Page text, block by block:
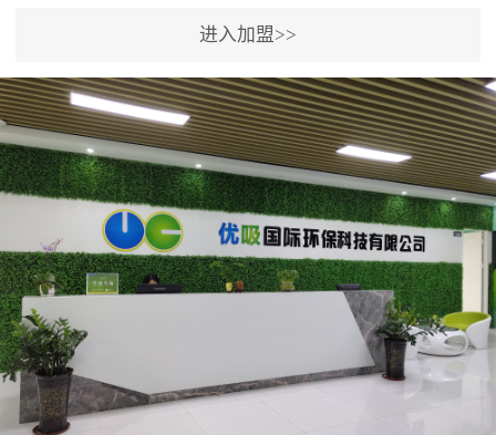
专利保护优势、双甲资质
企业（“室内环境净化治理
甲级施工资质”“室内环境
污染治理资质等级证
书”）、拥有多名高级《环
境工程高级工程师》室内
空气治理资格认证的治理
人员、掌握室内空气净化
治理实用技术和五项专利
技术、八项计算机软件著
作权登记证书等。研发实
进入加盟>>